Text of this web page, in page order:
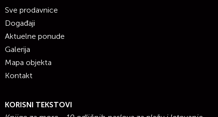
Sve prodavnice
Događaji
Aktuelne ponude
Galerija
Mapa objekta
Kontakt
KORISNI TEKSTOVI